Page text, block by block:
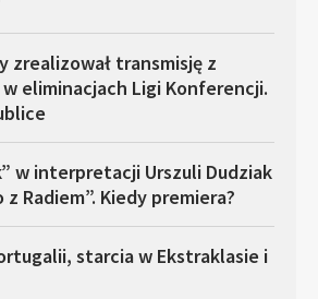
zrealizował transmisję z
w eliminacjach Ligi Konferencji.
w interpretacji Urszuli Dudziak
Radiem”. Kiedy premiera?
starcia w Ekstraklasie i